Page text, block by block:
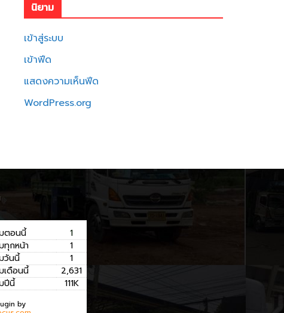
นิยาม
เข้าสู่ระบบ
เข้าฟีด
แสดงความเห็นฟีด
WordPress.org
ตอนนี้
1
ทุกหน้า
1
วันนี้
1
เดือนนี้
2,631
ปีนี้
111K
by